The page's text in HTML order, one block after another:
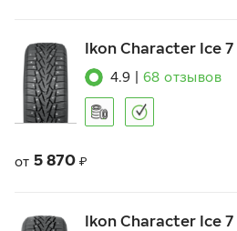
Ikon Character Ice
4.9 68 отзывов
от 5 870 ₽
Ikon Character Ice 7